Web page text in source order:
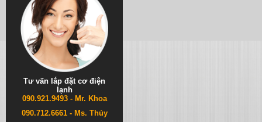
Tư vấn lắp đặt cơ điện
lạnh
090.921.9493 - Mr. Khoa
090.712.6661 - Ms. Thủy